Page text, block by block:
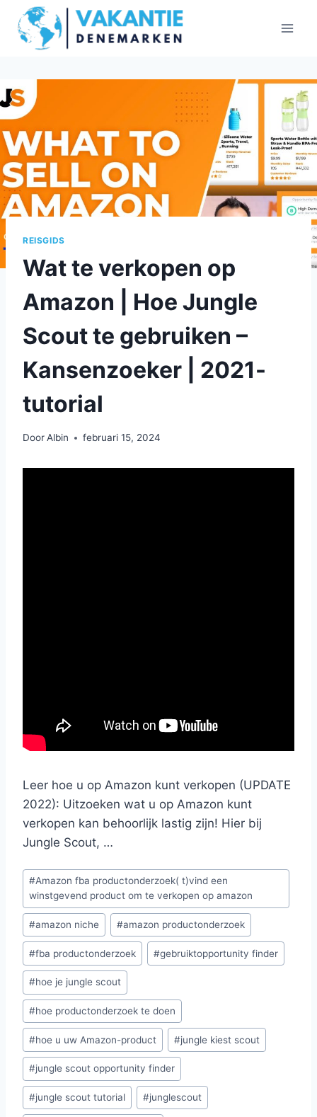
Doorgaan
naar
inhoud
REISGIDS
Wat te verkopen op
Amazon | Hoe Jungle
Scout te gebruiken –
Kansenzoeker | 2021-
tutorial
DoorAlbin februari 15, 2024
Leer hoe u op Amazon kunt verkopen (UPDATE
2022): Uitzoeken wat u op Amazon kunt
verkopen kan behoorlijk lastig zijn! Hier bij
Jungle Scout, …
Bericht
tags:
#Amazon fba productonderzoek( t)vind een
winstgevend product om te verkopen op amazon
#amazon niche #amazon productonderzoek
#fba productonderzoek #gebruiktopportunity finder
#hoe je jungle scout
#hoe productonderzoek te doen
#hoe u uw Amazon-product #jungle kiest scout
#jungle scout opportunity finder
#jungle scout tutorial #junglescout